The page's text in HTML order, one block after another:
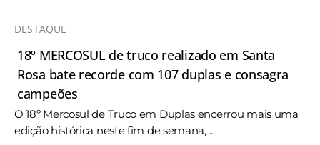
DESTAQUE
18º MERCOSUL de truco realizado em Santa
Rosa bate recorde com 107 duplas e consagra
campeões
O 18º Mercosul de Truco em Duplas encerrou mais uma
edição histórica neste fim de semana, ...